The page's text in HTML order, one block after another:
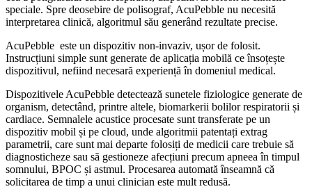
speciale. Spre deosebire de polisograf, AcuPebble nu necesită
interpretarea clinică, algoritmul său generând rezultate precise.
AcuPebble este un dispozitiv non-invaziv, ușor de folosit.
Instrucțiuni simple sunt generate de aplicația mobilă ce însoțește
dispozitivul, nefiind necesară experiență în domeniul medical.
Dispozitivele AcuPebble detectează sunetele fiziologice generate de
organism, detectând, printre altele, biomarkerii bolilor respiratorii și
cardiace. Semnalele acustice procesate sunt transferate pe un
dispozitiv mobil și pe cloud, unde algoritmii patentați extrag
parametrii, care sunt mai departe folosiți de medicii care trebuie să
diagnosticheze sau să gestioneze afecțiuni precum apneea în timpul
somnului, BPOC și astmul. Procesarea automată înseamnă că
solicitarea de timp a unui clinician este mult redusă.